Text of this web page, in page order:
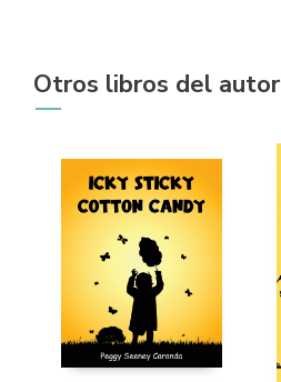
Otros libros del autor